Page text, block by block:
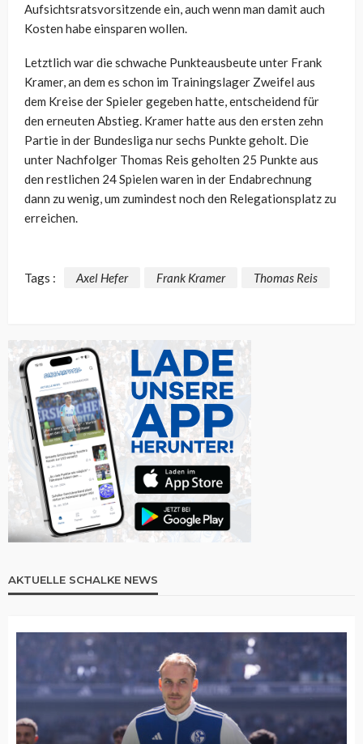
Aufsichtsratsvorsitzende ein, auch wenn man damit auch
Kosten habe einsparen wollen.
Letztlich war die schwache Punkteausbeute unter Frank
Kramer, an dem es schon im Trainingslager Zweifel aus
dem Kreise der Spieler gegeben hatte, entscheidend für
den erneuten Abstieg. Kramer hatte aus den ersten zehn
Partie in der Bundesliga nur sechs Punkte geholt. Die
unter Nachfolger Thomas Reis geholten 25 Punkte aus
den restlichen 24 Spielen waren in der Endabrechnung
dann zu wenig, um zumindest noch den Relegationsplatz zu
erreichen.
Tags : Axel Hefer Frank Kramer Thomas Reis
AKTUELLE SCHALKE NEWS